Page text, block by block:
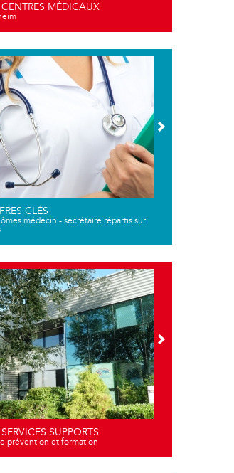
MÉDICAUX
CLÉS
médecin - secrétaire répartis sur
SUPPORTS
prévention et formation